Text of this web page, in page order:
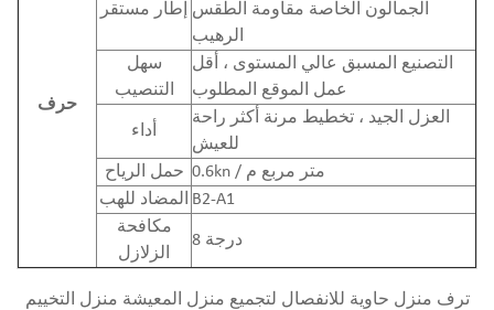
حرف
إطار مستقر
الجمالون الخاصة مقاومة الطقس
الرهيب
سهل
التنصيب
التصنيع المسبق عالي المستوى ، أقل
عمل الموقع المطلوب
أداء
العزل الجيد ، تخطيط مرنة أكثر راحة
للعيش
حمل الرياح
0.6kn / متر مربع م
المضاد للهب
B2-A1
مكافحة
الزلازل
8 درجة
ترف منزل حاوية للانفصال لتجميع منزل المعيشة منزل التخييم